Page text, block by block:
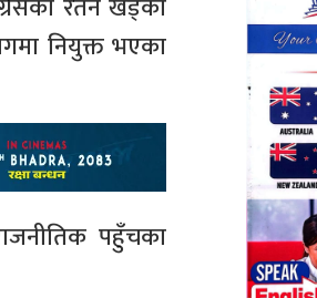
रतन खड्का
नियुक्त भएका
पहुँचका